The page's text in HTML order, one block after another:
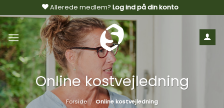
til
indhold
Allerede medlem? Log ind på din konto
Online kostvejledning
Forside / Online kostvejledning